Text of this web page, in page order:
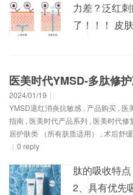
力差？泛红
了！！！ 皮
抗炎的作用。
问题。敏感
岁，其中熬...
医美时代YMSD-多肽修
2024/01/19 |
YMSD退红消炎抗敏感 , 产品购买 , 医
指南 , 医美时代产品系列 , 医美时代修
居护肤类 （所有肤质适用）
, 术后舒
| 0 reply
肽的吸收特点
2、具有优先